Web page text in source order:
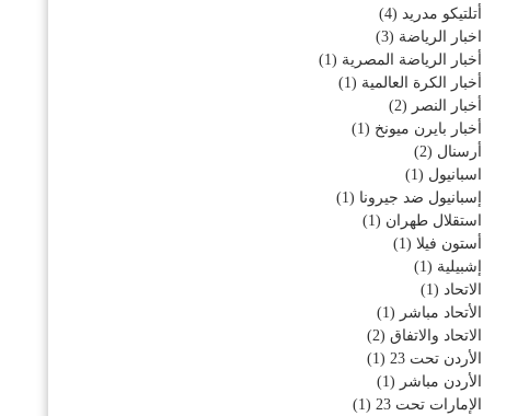
أتلتيكو مدريد (4)
اخبار الرياضة (3)
أخبار الرياضة المصرية (1)
أخبار الكرة العالمية (1)
أخبار النصر (2)
أخبار بايرن ميونخ (1)
أرسنال (2)
اسبانيول (1)
إسبانيول ضد جيرونا (1)
استقلال طهران (1)
أستون فيلا (1)
إشبيلية (1)
الاتحاد (1)
الأتحاد مباشر (1)
الاتحاد والاتفاق (2)
الأردن تحت 23
(1)
الأردن مباشر (1)
الإمارات تحت 23
(1)